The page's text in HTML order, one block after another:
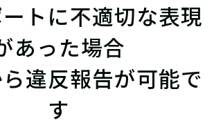
トに不適切な表現
あった場合
違反報告が可能で
す